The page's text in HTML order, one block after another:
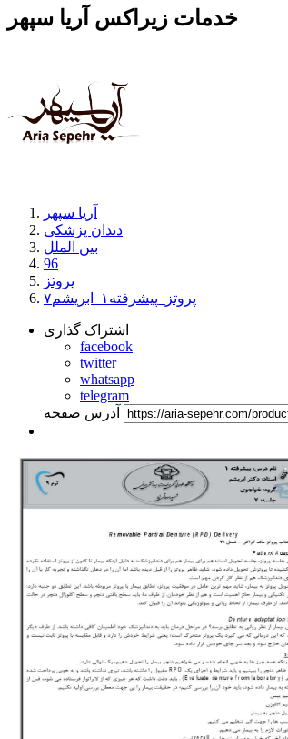
خدمات زیراکس آریا سپهر
آریا سپهر
دندان پزشکی
بین الملل
96
پروتز
پروتز_پیشرفته۱_ابریشم۷
اشتراک گذاری
facebook
twitter
whatsapp
telegram
آدرس صفحه